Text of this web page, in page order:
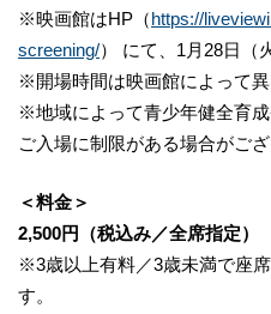
※映画館はHP（ https://
screening/） にて、1月28日（
※開場時間は映画館によって異
※地域によって青少年健全育
ご入場に制限がある場合がござ
＜料金＞
2,500円（税込み／全席指定）
※3歳以上有料／3歳未満で座
す。